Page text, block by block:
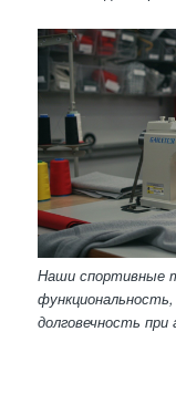
Наши спортивные
функциональность,
долговечность при